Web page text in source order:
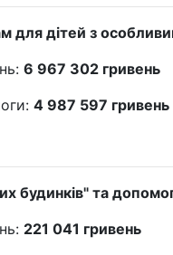
для дітей з
6 967 302 гривень
4 987 597 гривень
будинків" та
221 041 гривень